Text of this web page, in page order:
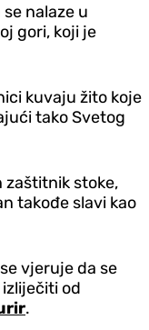
nalaze u
gori, koji je
kuvaju žito koje
tako Svetog
zaštitnik stoke,
takođe slavi kao
vjeruje da se
od
.